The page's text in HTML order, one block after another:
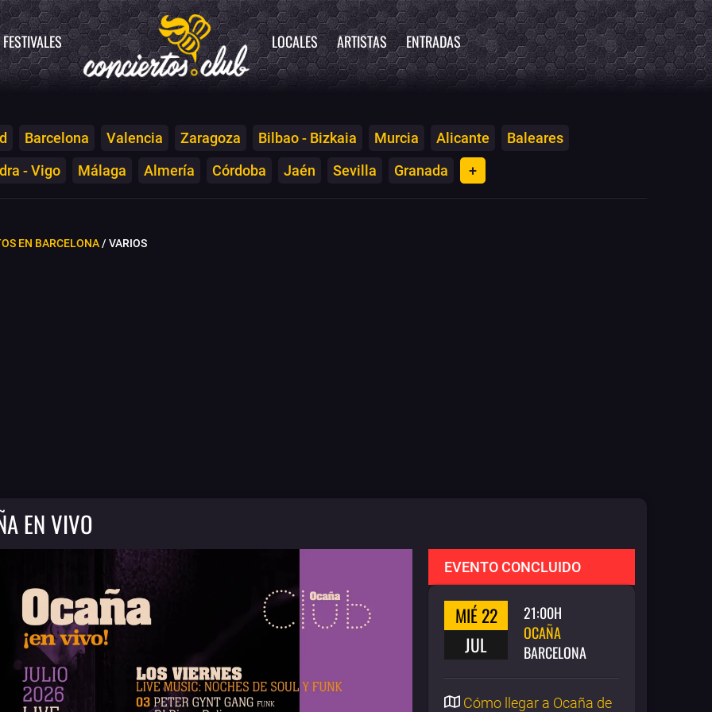
FESTIVALES LOCALES ARTISTAS ENTRADAS
Barcelona Valencia Zaragoza Bilbao - Bizkaia Murcia Alicante
Baleares
- Vigo
Málaga Almería Córdoba Jaén Sevilla Granada +
EN BARCELONA/ VARIOS
EN VIVO
EVENTO CONCLUIDO
MIÉ 22
JUL
21:00H
OCAÑA
BARCELONA
Cómo llegar a Ocaña de